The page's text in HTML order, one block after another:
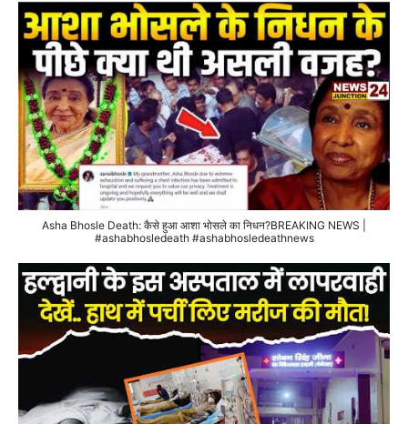
Asha Bhosle Death: कैसे हुआ आशा भोसले का निधन?BREAKING NEWS |
#ashabhosledeath #ashabhosledeathnews